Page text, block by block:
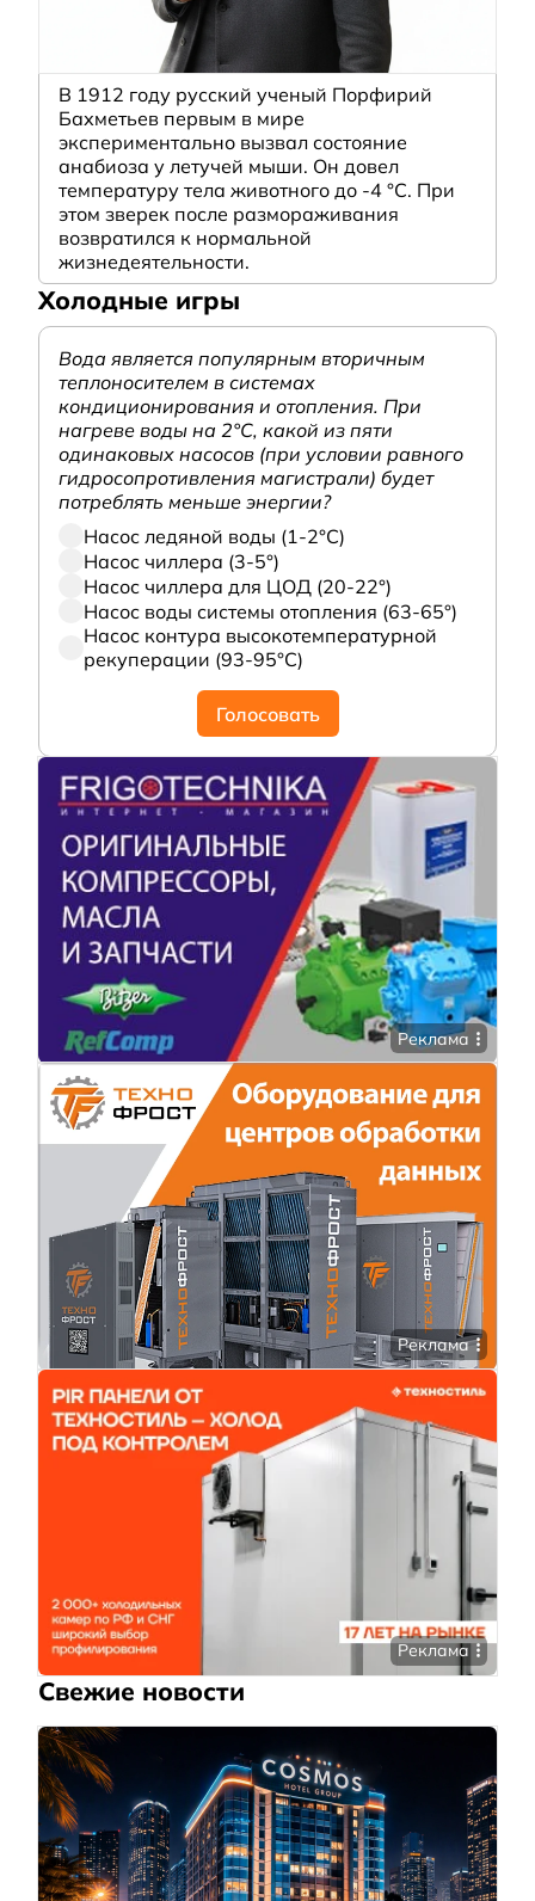
В 1912 году русский ученый Порфирий
Бахметьев первым в мире
экспериментально вызвал состояние
анабиоза у летучей мыши. Он довел
температуру тела животного до -4 °C. При
этом зверек после размораживания
возвратился к нормальной
жизнедеятельности.
Холодные игры
Вода является популярным вторичным
теплоносителем в системах
кондиционирования и отопления. При
нагреве воды на 2°С, какой из пяти
одинаковых насосов (при условии равного
гидросопротивления магистрали) будет
потреблять меньше энергии?
Насос ледяной воды (1-2°С)
Насос чиллера (3-5°)
Насос чиллера для ЦОД (20-22°)
Насос воды системы отопления (63-65°)
Насос контура высокотемпературной
рекуперации (93-95°С)
Голосовать
Реклама
Реклама
Реклама
Свежие новости